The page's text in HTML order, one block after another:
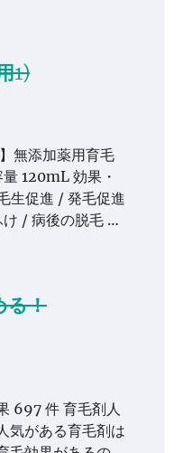
1)
無添加薬用育毛
120mL 効果・
生促進 / 発毛促進
/ 病後の脱毛 …
る！
697 件 育毛剤人
気がある育毛剤は